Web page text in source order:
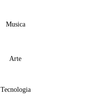
Musica
Arte
Tecnologia